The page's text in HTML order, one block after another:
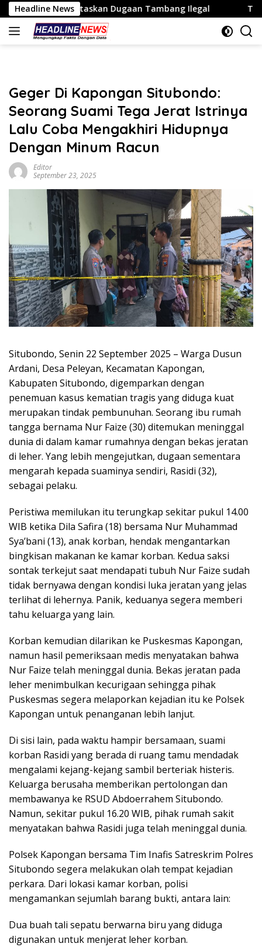
Langsung
ke
konten
Headline News
Dugaan Tambang Ilegal Triv Group dan
Geger Di Kapongan Situbondo:
Seorang Suami Tega Jerat Istrinya
Lalu Coba Mengakhiri Hidupnya
Dengan Minum Racun
Editor
September 23, 2025
Situbondo, Senin 22 September 2025 – Warga Dusun
Ardani, Desa Peleyan, Kecamatan Kapongan,
Kabupaten Situbondo, digemparkan dengan
penemuan kasus kematian tragis yang diduga kuat
merupakan tindak pembunuhan. Seorang ibu rumah
tangga bernama Nur Faize (30) ditemukan meninggal
dunia di dalam kamar rumahnya dengan bekas jeratan
di leher. Yang lebih mengejutkan, dugaan sementara
mengarah kepada suaminya sendiri, Rasidi (32),
sebagai pelaku.
Peristiwa memilukan itu terungkap sekitar pukul 14.00
WIB ketika Dila Safira (18) bersama Nur Muhammad
Sya’bani (13), anak korban, hendak mengantarkan
bingkisan makanan ke kamar korban. Kedua saksi
sontak terkejut saat mendapati tubuh Nur Faize sudah
tidak bernyawa dengan kondisi luka jeratan yang jelas
terlihat di lehernya. Panik, keduanya segera memberi
tahu keluarga yang lain.
Korban kemudian dilarikan ke Puskesmas Kapongan,
namun hasil pemeriksaan medis menyatakan bahwa
Nur Faize telah meninggal dunia. Bekas jeratan pada
leher menimbulkan kecurigaan sehingga pihak
Puskesmas segera melaporkan kejadian itu ke Polsek
Kapongan untuk penanganan lebih lanjut.
Di sisi lain, pada waktu hampir bersamaan, suami
korban Rasidi yang berada di ruang tamu mendadak
mengalami kejang-kejang sambil berteriak histeris.
Keluarga berusaha memberikan pertolongan dan
membawanya ke RSUD Abdoerrahem Situbondo.
Namun, sekitar pukul 16.20 WIB, pihak rumah sakit
menyatakan bahwa Rasidi juga telah meninggal dunia.
Polsek Kapongan bersama Tim Inafis Satreskrim Polres
Situbondo segera melakukan olah tempat kejadian
perkara. Dari lokasi kamar korban, polisi
mengamankan sejumlah barang bukti, antara lain:
Dua buah tali sepatu berwarna biru yang diduga
digunakan untuk menjerat leher korban.